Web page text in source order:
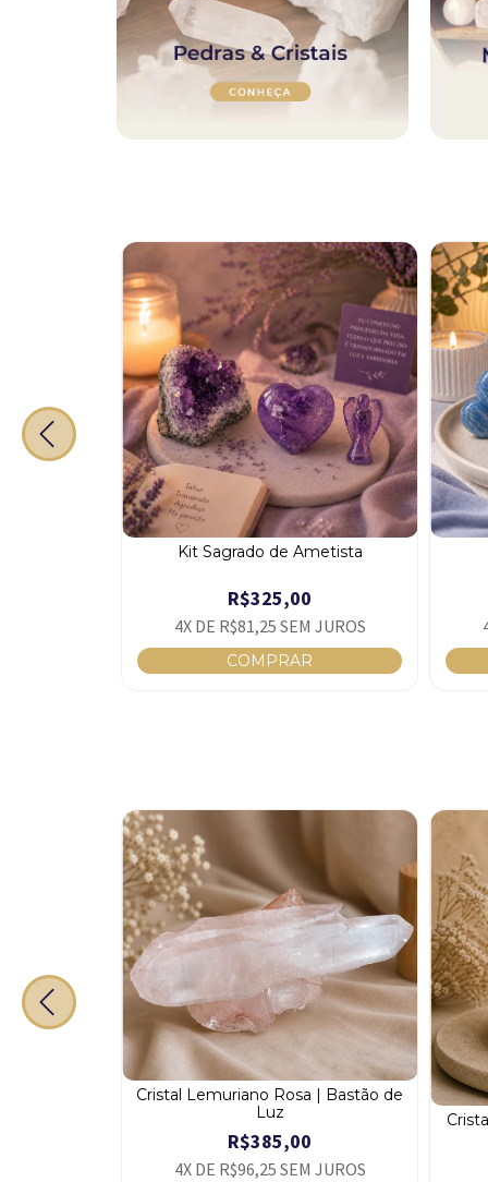
Kit Sagrado de Ametista
R$325,00
4X DE R$81,25 SEM JUROS
Cristal Lemuriano Rosa | Bastão de
Luz
R$385,00
4X DE R$96,25 SEM JUROS